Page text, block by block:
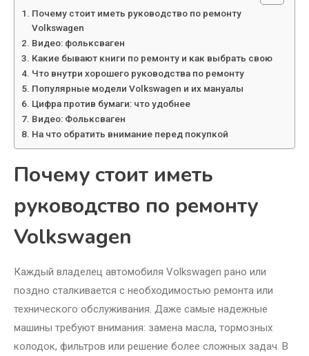
Почему стоит иметь руководство по ремонту
Volkswagen
Видео: фольксваген
Какие бывают книги по ремонту и как выбрать свою
Что внутри хорошего руководства по ремонту
Популярные модели Volkswagen и их мануалы
Цифра против бумаги: что удобнее
Видео: Фольксваген
На что обратить внимание перед покупкой
Почему стоит иметь
руководство по ремонту
Volkswagen
Каждый владелец автомобиля Volkswagen рано или
поздно сталкивается с необходимостью ремонта или
технического обслуживания. Даже самые надежные
машины требуют внимания: замена масла, тормозных
колодок, фильтров или решение более сложных задач. В